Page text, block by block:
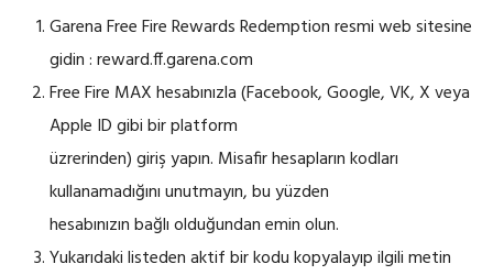
Garena Free Fire Rewards Redemption resmi web sitesine
gidin : reward.ff.garena.com
Free Fire MAX hesabınızla (Facebook, Google, VK, X veya
Apple ID gibi bir platform
üzrerinden) giriş yapın. Misafir hesapların kodları
kullanamadığını unutmayın, bu yüzden
hesabınızın bağlı olduğundan emin olun.
Yukarıdaki listeden aktif bir kodu kopyalayıp ilgili metin